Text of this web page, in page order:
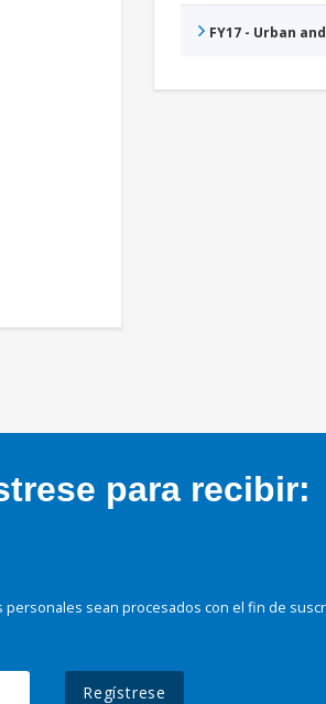
FY17 - Urban
para recibir:
personales sean procesados con el fin de
Regístrese